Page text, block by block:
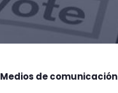
Medios de comunicación